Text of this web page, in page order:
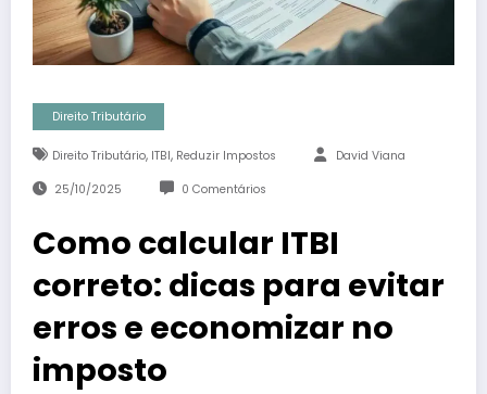
Direito Tributário
Direito Tributário, ITBI, Reduzir Impostos David Viana
25/10/2025 0 Comentários
Como calcular ITBI
correto: dicas para evitar
erros e economizar no
imposto